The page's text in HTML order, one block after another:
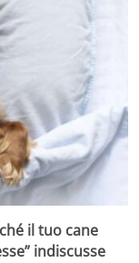
il tuo cane
indiscusse